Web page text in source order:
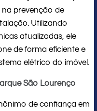
prevenção de
Utilizando
atualizadas, ele
de forma eficiente e
elétrico do imóvel.
São Lourenço
de confiança em